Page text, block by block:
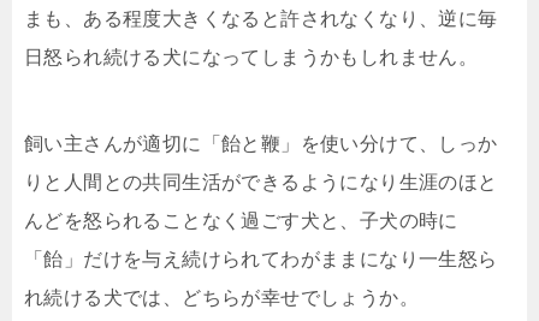
まも、ある程度大きくなると許されなくなり、逆に毎
日怒られ続ける犬になってしまうかもしれません。
飼い主さんが適切に「飴と鞭」を使い分けて、しっか
りと人間との共同生活ができるようになり生涯のほと
んどを怒られることなく過ごす犬と、子犬の時に
「飴」だけを与え続けられてわがままになり一生怒ら
れ続ける犬では、どちらが幸せでしょうか。